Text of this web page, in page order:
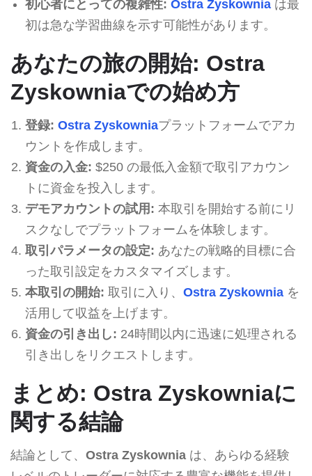
初心者にとっての複雑性: Ostra Zyskowniaは最
初は急な学習曲線を示す可能性があります。
あなたの旅の開始: Ostra
Zyskowniaでの始め方
登録: Ostra Zyskowniaプラットフォームでアカ
ウントを作成します。
資金の入金: $250 の最低入金額で取引アカウン
トに資金を投入します。
デモアカウントの試用: 本取引を開始する前にリ
スクなしでプラットフォームを体験します。
取引パラメータの設定: あなたの戦略的目標に合
った取引設定をカスタマイズします。
本取引の開始: 取引に入り、 Ostra Zyskowniaを
活用して収益を上げます。
資金の引き出し: 24時間以内に迅速に処理される
引き出しをリクエストします。
まとめ: Ostra Zyskowniaに
関する結論
結論として、 Ostra Zyskownia は、あらゆる経験